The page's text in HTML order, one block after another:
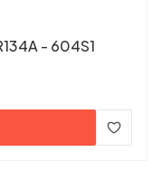
Adapter stalowy do zbiornika R134A - 604S1